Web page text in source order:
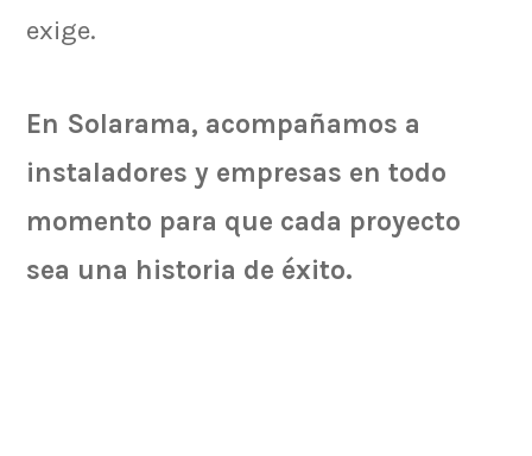
exige.
En Solarama, acompañamos a
instaladores y empresas en todo
momento para que cada proyecto
sea una historia de éxito.